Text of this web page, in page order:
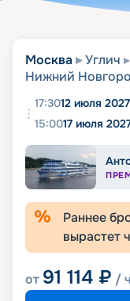
Москва Углич
Нижний
17:3012 июля 2027
15:0017 июля
Раннее
вырастет
от 91 114 ₽ /